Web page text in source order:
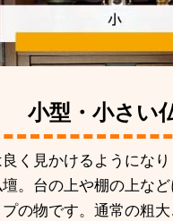
小型・小さい
く見かけるようにな
。台の上や棚の上な
の物です。通常の粗